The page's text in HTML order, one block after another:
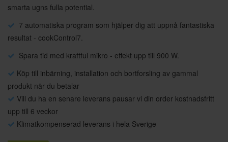
smarta ugns fulla potential.
7 automatiska program som hjälper dig att uppnå fantastiska
resultat - cookControl7.
Spara tid med kraftful mikro - effekt upp till 900 W.
Köp till inbärning, installation och bortforsling av gammal
produkt när du betalar
Vill du ha en senare leverans pausar vi din order kostnadsfritt
upp till 6 veckor
Klimatkompenserad leverans i hela Sverige